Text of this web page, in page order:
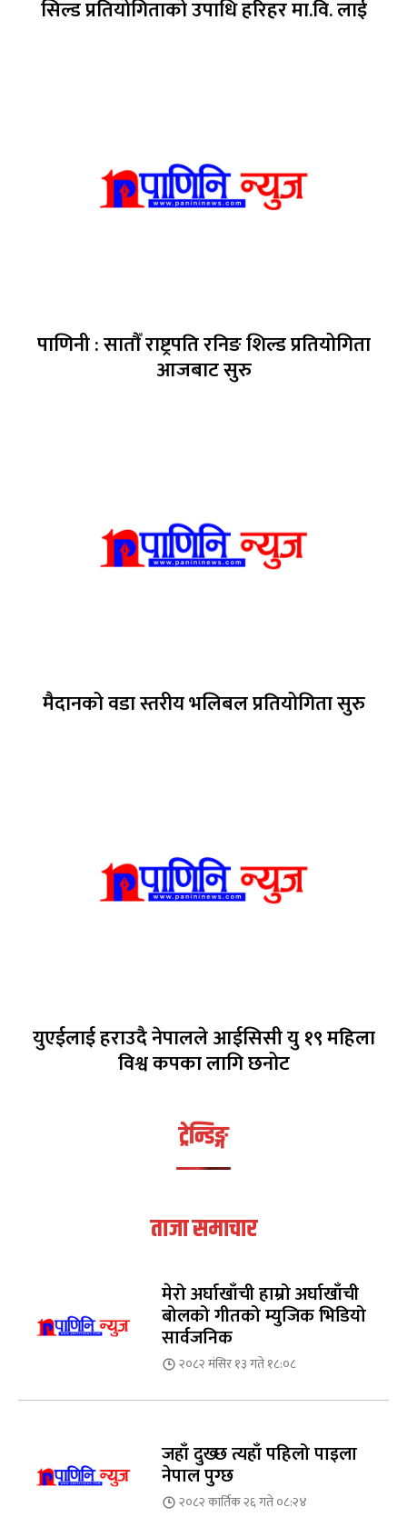
सिल्ड प्रतियोगिताको उपाधि हरिहर मा.वि. लाई
पाणिनी : साताैँ राष्ट्रपति रनिङ शिल्ड प्रतियोगिता
आजबाट सुरु
मैदानको वडा स्तरीय भलिबल प्रतियोगिता सुरु
युएईलाई हराउदै नेपालले आईसिसी यु १९ महिला
विश्व कपका लागि छनोट
ट्रेन्डिङ्ग
ताजा समाचार
मेरो अर्घाखाँची हाम्रो अर्घाखाँची
बोलको गीतको म्युजिक भिडियो
सार्वजनिक
२०८२ मंसिर १३ गते १८:०८
जहाँ दुख्छ त्यहाँ पहिलो पाइला
नेपाल पुग्छ
२०८२ कार्तिक २६ गते ०८:२४